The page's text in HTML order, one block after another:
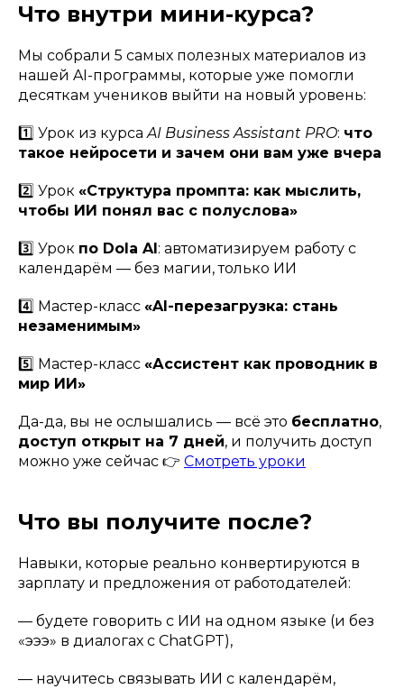
Что внутри мини-курса?
Мы собрали 5 самых полезных материалов из
нашей AI-программы, которые уже помогли
десяткам учеников выйти на новый уровень:
1️⃣ Урок из курсаAI Business Assistant PRO: что
такое нейросети и зачем они вам уже вчера
2️⃣ Урок «Структура промпта: как мыслить,
чтобы ИИ понял вас с полуслова»
3️⃣ Урок по Dola AI: автоматизируем работу с
календарём — без магии, только ИИ
4️⃣ Мастер-класс «AI-перезагрузка: стань
незаменимым»
5️⃣ Мастер-класс «Ассистент как проводник в
мир ИИ»
Да-да, вы не ослышались — всё это бесплатно,
доступ открыт на 7 дней, и получить доступ
можно уже сейчас 👉 Смотреть уроки
Что вы получите после?
Навыки, которые реально конвертируются в
зарплату и предложения от работодателей:
— будете говорить с ИИ на одном языке (и без
«эээ» в диалогах с ChatGPT),
— научитесь связывать ИИ с календарём,